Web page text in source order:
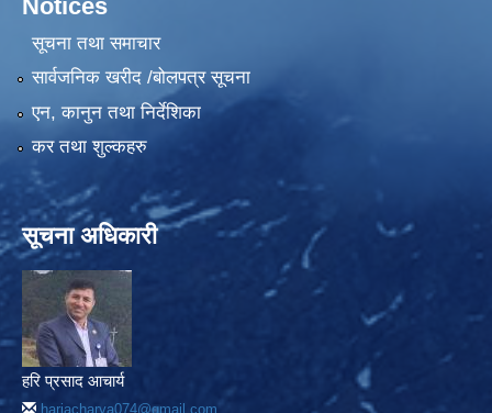
Notices
सूचना तथा समाचार
सार्वजनिक खरीद /बोलपत्र सूचना
एन, कानुन तथा निर्देशिका
कर तथा शुल्कहरु
सूचना अधिकारी
हरि प्रसाद आचार्य
hariacharya074@gmail.com